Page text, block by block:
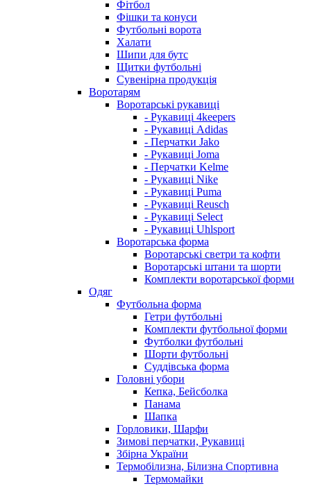
Фітбол
Фішки та конуси
Футбольні ворота
Халати
Шипи для бутс
Щитки футбольні
Сувенірна продукція
Воротарям
Воротарські рукавиці
- Рукавиці 4keepers
- Рукавиці Adidas
- Перчатки Jako
- Рукавиці Joma
- Перчатки Kelme
- Рукавиці Nike
- Рукавиці Puma
- Рукавиці Reusch
- Рукавиці Select
- Рукавиці Uhlsport
Воротарська форма
Воротарські светри та кофти
Воротарські штани та шорти
Комплекти воротарської форми
Одяг
Футбольна форма
Гетри футбольні
Комплекти футбольної форми
Футболки футбольні
Шорти футбольні
Суддівська форма
Головні убори
Кепка, Бейсболка
Панама
Шапка
Горловики, Шарфи
Зимові перчатки, Рукавиці
Збірна України
Термобілизна, Білизна Спортивна
Термомайки